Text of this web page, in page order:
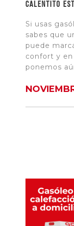
calentito
Si usas
sabes que
puede
confort y
ponemos